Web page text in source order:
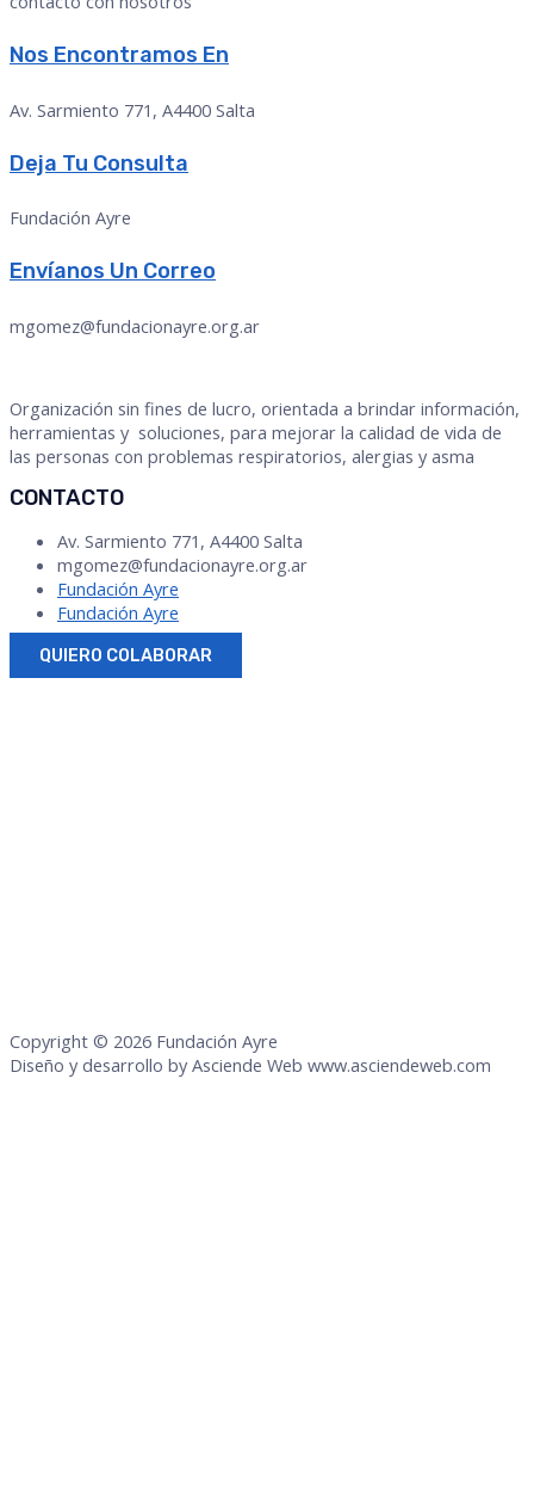
Nos Encontramos En
Av. Sarmiento 771, A4400 Salta
Deja Tu Consulta
Fundación Ayre
Envíanos Un Correo
mgomez@fundacionayre.org.ar
Organización sin fines de lucro, orientada a brindar información,
herramientas y soluciones, para mejorar la calidad de vida de
las personas con problemas respiratorios, alergias y asma
CONTACTO
Av. Sarmiento 771, A4400 Salta
mgomez@fundacionayre.org.ar
Fundación Ayre
Fundación Ayre
QUIERO COLABORAR
Copyright © 2026 Fundación Ayre
Diseño y desarrollo by Asciende Web www.asciendeweb.com